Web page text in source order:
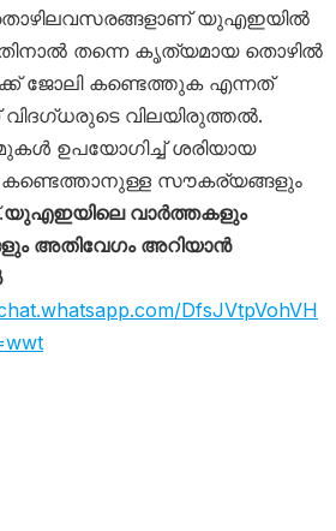
യുഎഇയിൽ
തന്നെ കൃത്യമായ തൊഴിൽ
ജോലി കണ്ടെത്തുക എന്നത്
വിലയിരുത്തൽ.
ഉപയോഗിച്ച് ശരിയായ
സൗകര്യങ്ങളും
യുഎഇയിലെ വാർത്തകളും
അതിവേഗം അറിയാൻ
DfsJVtpVohVH